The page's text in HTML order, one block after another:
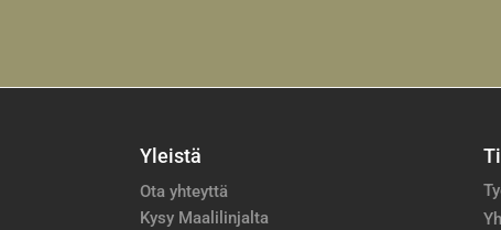
Yleistä
Ota yhteyttä
Kysy Maalilinjalta